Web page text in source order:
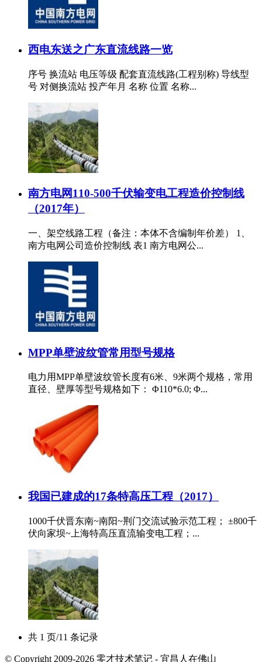
西电东送之广东直流线路一览
序号 换流站 电压等级 配套直流线路(工程别称) 导线型
号 对侧换流站 投产年月 名称 位置 名称...
南方电网110-500千伏输变电工程造价控制线
（2017年）
一、架空线路工程（备注：本体不含编制年价差） 1、
南方电网公司造价控制线 表1 南方电网公...
MPP单壁波纹管常用型号规格
电力用MPP单壁波纹管长度有6米、9米两个规格，常用
直径、壁厚等型号规格如下： Φ110*6.0; Φ...
我国已建成的17条特高压工程（2017）
1000千伏晋东南~南阳~荆门交流试验示范工程； ±800千
伏向家坝~上海特高压直流输变电工程；...
共 1 页/11 条记录
© Copyright 2009-2026 零才技术笔记 - 宜昌人在佛山